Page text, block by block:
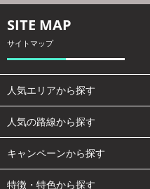
SITE MAP
サイトマップ
人気エリアから探す
人気の路線から探す
キャンペーンから探す
特徴・特色から探す